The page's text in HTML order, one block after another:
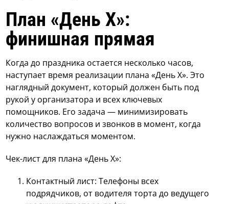
План «День Х»:
финишная прямая
Когда до праздника остается несколько часов,
наступает время реализации плана «День Х». Это
наглядный документ, который должен быть под
рукой у организатора и всех ключевых
помощников. Его задача — минимизировать
количество вопросов и звонков в момент, когда
нужно наслаждаться моментом.
Чек-лист для плана «День Х»:
Контактный лист: Телефоны всех
подрядчиков, от водителя торта до ведущего